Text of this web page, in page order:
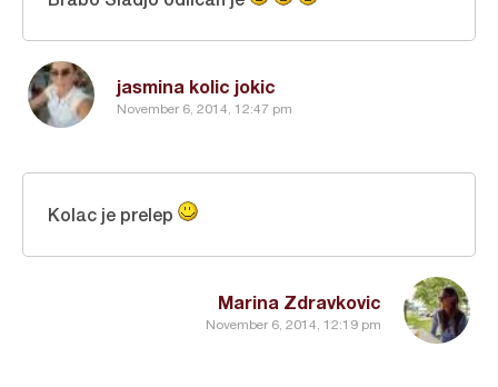
jasmina kolic jokic
November 6, 2014, 12:47 pm
Marina Zdravkovic
November 6, 2014, 12:19 pm
Kolac je prelep